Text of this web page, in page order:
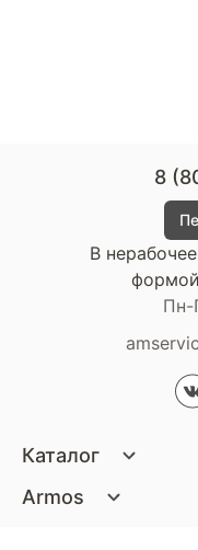
Каталог
Кровати
Armos
8
В
Пн-